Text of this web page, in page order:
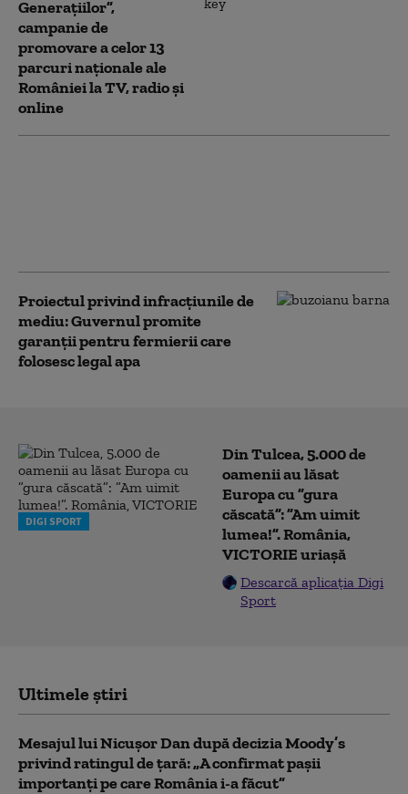
Generaţiilor”,
campanie de
promovare a celor 13
parcuri naționale ale
României la TV, radio și
online
Proiectul privind infracțiunile de
mediu: Guvernul promite
garanții pentru fermierii care
folosesc legal apa
DIGI SPORT
Din Tulcea, 5.000 de
oamenii au lăsat
Europa cu ”gura
căscată”: ”Am uimit
lumea!”. România,
VICTORIE uriașă
Descarcă aplicația Digi
Sport
Ultimele știri
Mesajul lui Nicușor Dan după decizia Moody’s
privind ratingul de țară: „A confirmat pașii
importanți pe care România i-a făcut”